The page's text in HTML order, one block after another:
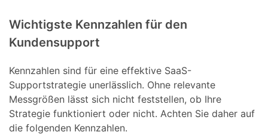
Wichtigste Kennzahlen für den
Kundensupport
Kennzahlen sind für eine effektive SaaS-
Supportstrategie unerlässlich. Ohne relevante
Messgrößen lässt sich nicht feststellen, ob Ihre
Strategie funktioniert oder nicht. Achten Sie daher auf
die folgenden Kennzahlen.